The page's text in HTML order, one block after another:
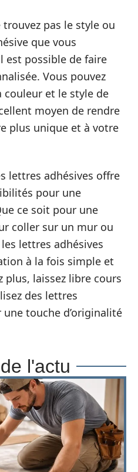
pas le style ou
que vous
est possible de faire
Vous pouvez
et le style de
moyen de rendre
plus unique et à votre
lettres adhésives offre
pour une
ce soit pour une
coller sur un mur ou
lettres adhésives
à la fois simple et
plus, laissez libre cours
des lettres
touche d’originalité
l'actu